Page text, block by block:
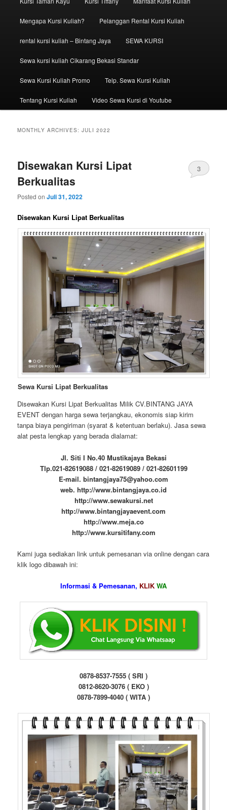
Mengapa Kursi Kuliah? Pelanggan Rental Kursi Kuliah
rental kursi kuliah – Bintang Jaya SEWA KURSI
Sewa kursi kuliah Cikarang Bekasi Standar
Sewa Kursi Kuliah Promo Telp. Sewa Kursi Kuliah
Tentang Kursi Kuliah Video Sewa Kursi di Youtube
MONTHLY ARCHIVES:JULI 2022
Disewakan Kursi Lipat
Berkualitas
Posted onJuli 31, 2022
3
Disewakan Kursi Lipat Berkualitas
Sewa Kursi Lipat Berkualitas
Disewakan Kursi Lipat Berkualitas Milik CV.BINTANG JAYA
EVENT dengan harga sewa terjangkau, ekonomis siap kirim
tanpa biaya pengiriman (syarat & ketentuan berlaku). Jasa sewa
alat pesta lengkap yang berada dialamat:
Jl. Siti I No.40 Mustikajaya Bekasi
Tlp.021-82619088 / 021-82619089 / 021-82601199
E-mail. bintangjaya75@yahoo.com
web. http://www.bintangjaya.co.id
http://www.sewakursi.net
http://www.bintangjayaevent.com
http://www.meja.co
http://www.kursitifany.com
Kami juga sediakan link untuk pemesanan via online dengan cara
klik logo dibawah ini:
Informasi & Pemesanan, KLIK WA
0878-8537-7555 ( SRI )
0812-8620-3076 ( EKO )
0878-7899-4040 ( WITA )